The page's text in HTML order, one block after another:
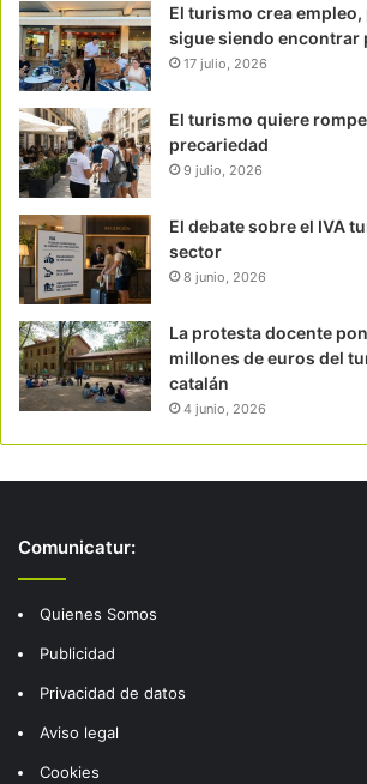
El turismo crea
sigue siendo encontrar
17 julio, 2026
El turismo quiere
precariedad
9 julio, 2026
El debate sobre el IVA
sector
8 junio, 2026
La protesta docente
millones de euros del
catalán
4 junio, 2026
Comunicatur:
Quienes Somos
Publicidad
Privacidad de datos
Aviso legal
Cookies